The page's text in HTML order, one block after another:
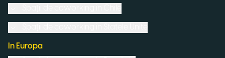
In Europa